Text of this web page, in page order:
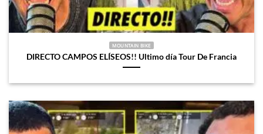
MOUNTAIN BIKE
DIRECTO CAMPOS ELÍSEOS!! Ultimo día Tour De Francia